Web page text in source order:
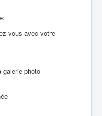
vous avec votre
galerie photo